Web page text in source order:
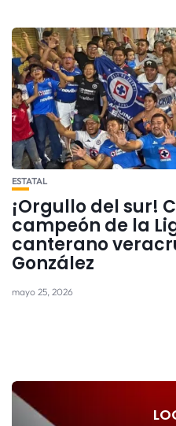
ESTATAL
¡Orgullo del sur!
campeón de la
canterano
González
mayo 25, 2026